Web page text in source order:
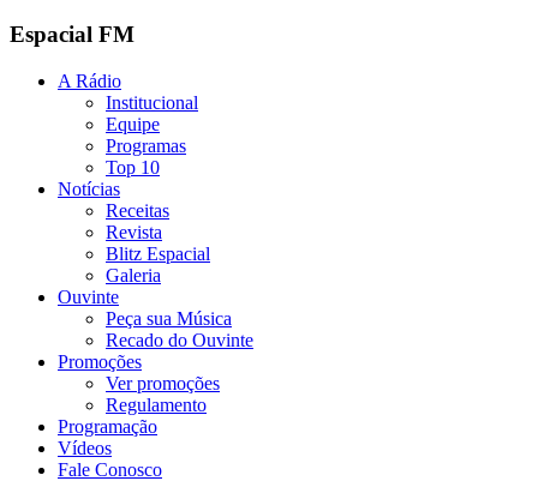
Espacial FM
A Rádio
Institucional
Equipe
Programas
Top 10
Notícias
Receitas
Revista
Blitz Espacial
Galeria
Ouvinte
Peça sua Música
Recado do Ouvinte
Promoções
Ver promoções
Regulamento
Programação
Vídeos
Fale Conosco